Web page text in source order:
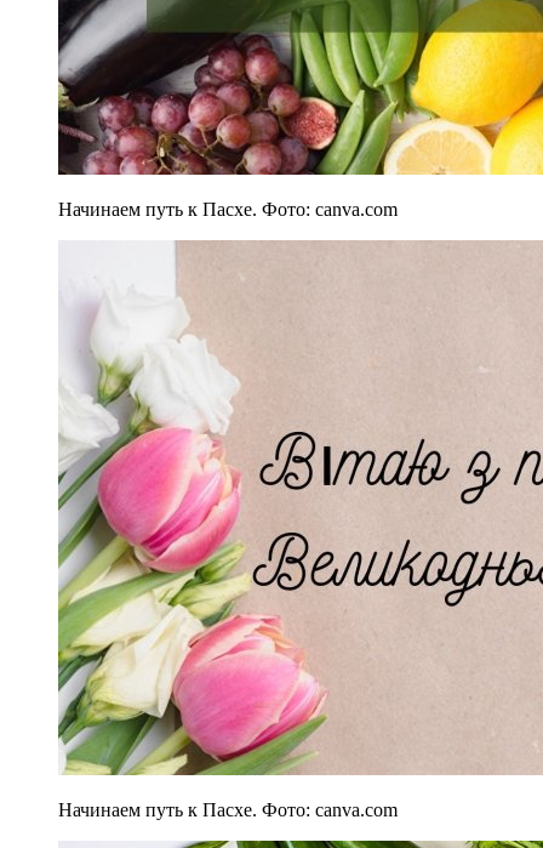
Начинаем путь к Пасхе. Фото: canva.com
Начинаем путь к Пасхе. Фото: canva.com